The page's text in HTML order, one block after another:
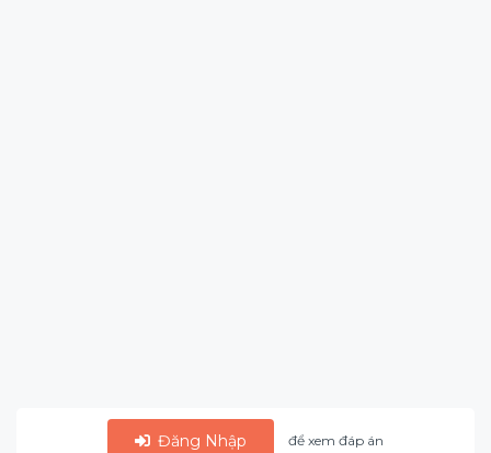
Đăng Nhập để xem đáp án